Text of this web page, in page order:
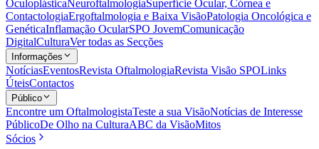
OculoplásticaNeuroftalmologiaSuperfície Ocular, Córnea e
ContactologiaErgoftalmologia e Baixa VisãoPatologia Oncológica e
GenéticaInflamação OcularSPO JovemComunicação
DigitalCulturaVer todas as Secções
Informações
NotíciasEventosRevista OftalmologiaRevista Visão SPOLinks
ÚteisContactos
Público
Encontre um OftalmologistaTeste a sua VisãoNotícias de Interesse
PúblicoDe Olho na CulturaABC da VisãoMitos
Sócios